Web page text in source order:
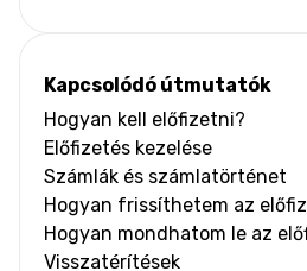
Kapcsolódó útmutatók
Hogyan kell előfizetni?
Előfizetés kezelése
Számlák és számlatörténet
Hogyan frissíthetem az
Hogyan mondhatom le az
Visszatérítések